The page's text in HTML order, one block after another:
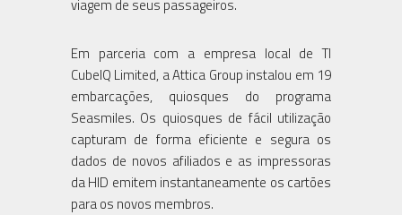
viagem de seus passageiros.
Em parceria com a empresa local de TI
CubeIQ Limited, a Attica Group instalou em 19
embarcações, quiosques do programa
Seasmiles. Os quiosques de fácil utilização
capturam de forma eficiente e segura os
dados de novos afiliados e as impressoras
da HID emitem instantaneamente os cartões
para os novos membros.